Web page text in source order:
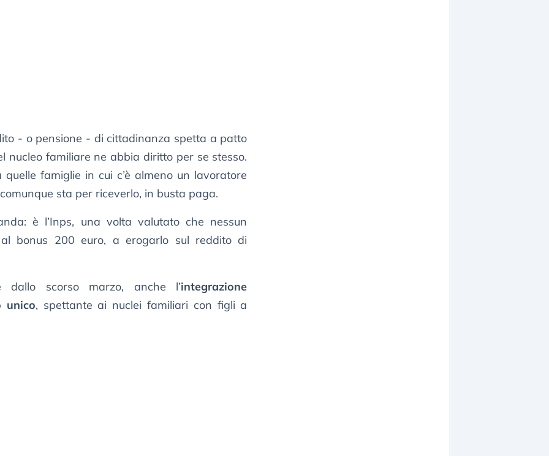
- o pensione - di cittadinanza spetta a patto
nucleo familiare ne abbia diritto per se stesso.
famiglie in cui c’è almeno un lavoratore
sta per riceverlo, in busta paga.
è l’Inps, una volta valutato che nessun
bonus 200 euro, a erogarlo sul reddito di
dallo scorso marzo, anche l’integrazione
unico, spettante ai nuclei familiari con figli a